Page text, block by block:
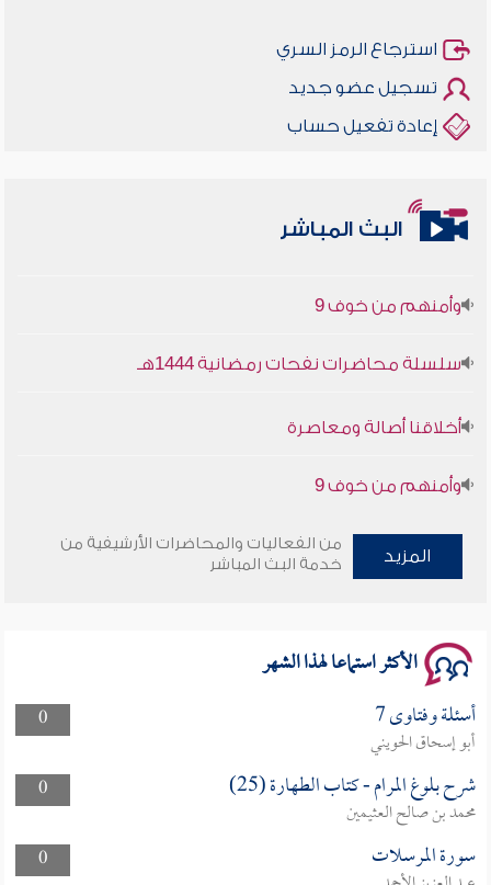
استرجاع الرمز السري
تسجيل عضو جديد
إعادة تفعيل حساب
البث المباشر
أخلاقنا أصالة ومعاصرة
المزيد
من الفعاليات والمحاضرات الأرشيفية من
خدمة البث المباشر
الأكثر استماعا لهذا الشهر
0 أسئلة وفتاوى 7
أبو إسحاق الحويني
0
شرح بلوغ المرام - كتاب الطهارة (25)
محمد بن صالح العثيمين
0
سورة المرسلات